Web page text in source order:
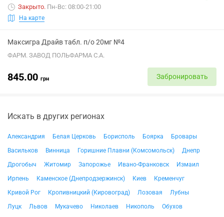
Закрыто. Пн-Вс: 08:00-21:00
На карте
Максигра Драйв табл. п/о 20мг №4
ФАРМ. ЗАВОД ПОЛЬФАРМА С.А.
845.00 грн Забронировать
Искать в других регионах
Александрия Белая Церковь Борисполь Боярка
Бровары
Васильков
Винница Горишние Плавни (Комсомольск)
Днепр
Дрогобыч
Житомир Запорожье Ивано-Франковск
Измаил
Ирпень
Каменское (Днепродзержинск) Киев
Кременчуг
Кривой Рог
Кропивницкий (Кировоград) Лозовая
Лубны
Луцк
Львов Мукачево Николаев Никополь
Обухов